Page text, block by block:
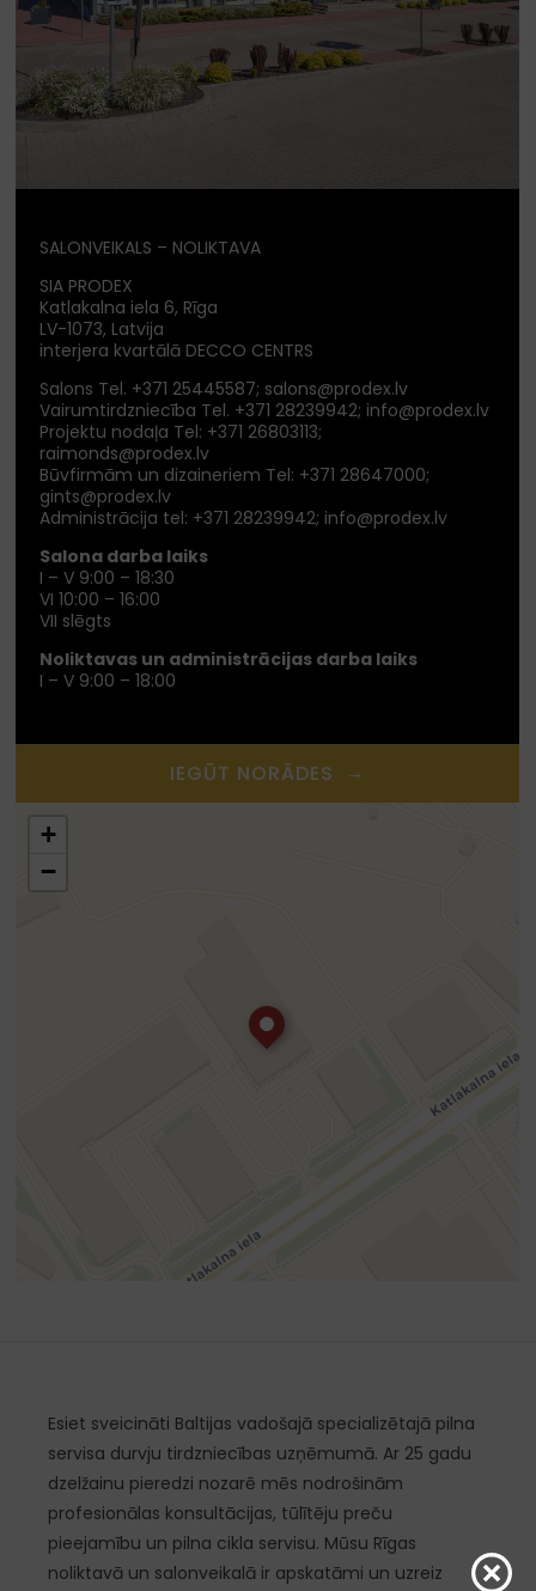
SALONVEIKALS – NOLIKTAVA
SIA PRODEX
Katlakalna iela 6, Rīga
LV-1073, Latvija
interjera kvartālā DECCO CENTRS
Salons Tel. +371 25445587; salons@prodex.lv
Vairumtirdzniecība Tel. +371 28239942; info@prodex.lv
Projektu nodaļa Tel: +371 26803113;
raimonds@prodex.lv
Būvfirmām un dizaineriem Tel: +371 28647000;
gints@prodex.lv
Administrācija tel: +371 28239942; info@prodex.lv
Salona darba laiks
I – V 9:00 – 18:30
VI 10:00 – 16:00
VII slēgts
Noliktavas un administrācijas darba laiks
I – V 9:00 – 18:00
IEGŪT NORĀDES →
+
−
Esiet sveicināti Baltijas vadošajā specializētajā pilna
servisa durvju tirdzniecības uzņēmumā. Ar 25 gadu
dzelžainu pieredzi nozarē mēs nodrošinām
profesionālas konsultācijas, tūlītēju preču
pieejamību un pilna cikla servisu. Mūsu Rīgas
noliktavā un salonveikalā ir apskatāmi un uzreiz